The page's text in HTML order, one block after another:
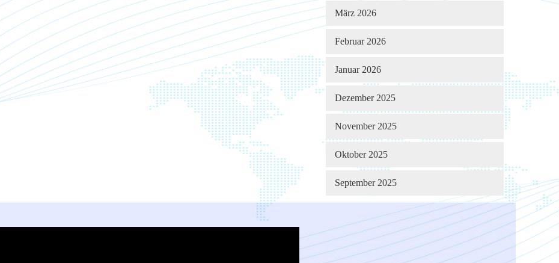
März 2026
Februar 2026
Januar 2026
Dezember 2025
November 2025
Oktober 2025
September 2025